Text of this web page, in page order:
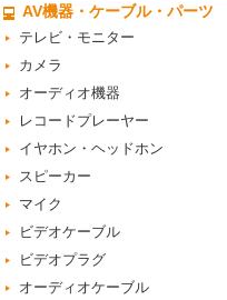
AV機器・ケーブル・パーツ
テレビ・モニター
カメラ
オーディオ機器
レコードプレーヤー
イヤホン・ヘッドホン
スピーカー
マイク
ビデオケーブル
ビデオプラグ
オーディオケーブル